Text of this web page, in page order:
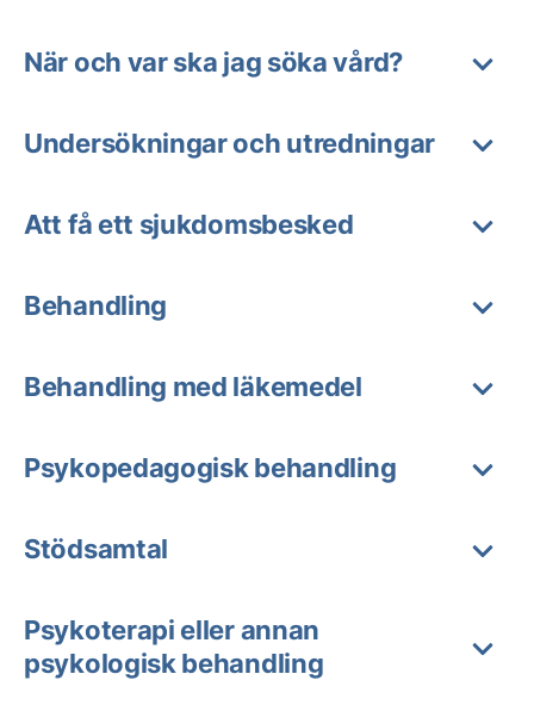
När och var ska jag söka vård?
Undersökningar och utredningar
Att få ett sjukdomsbesked
Behandling
Behandling med läkemedel
Psykopedagogisk behandling
Stödsamtal
Psykoterapi eller annan
psykologisk behandling